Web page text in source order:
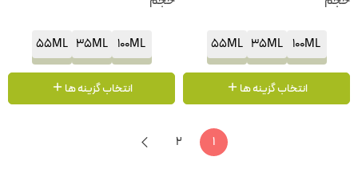
100ML
35ML
55ML
انتخاب گزینه ها
100ML
35ML
55ML
انتخاب گزینه ها
1
2